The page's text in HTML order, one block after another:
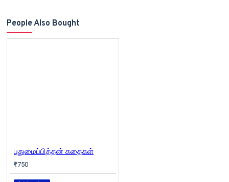
People Also Bought
புதுமைப்பித்தன் கதைகள்
₹750